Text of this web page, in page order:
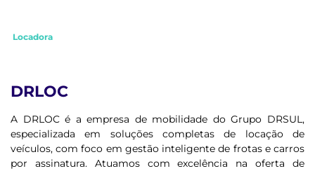
Locadora
DRLOC
A DRLOC é a empresa de mobilidade do Grupo DRSUL,
especializada em soluções completas de locação de
veículos, com foco em gestão inteligente de frotas e carros
por assinatura. Atuamos com excelência na oferta de